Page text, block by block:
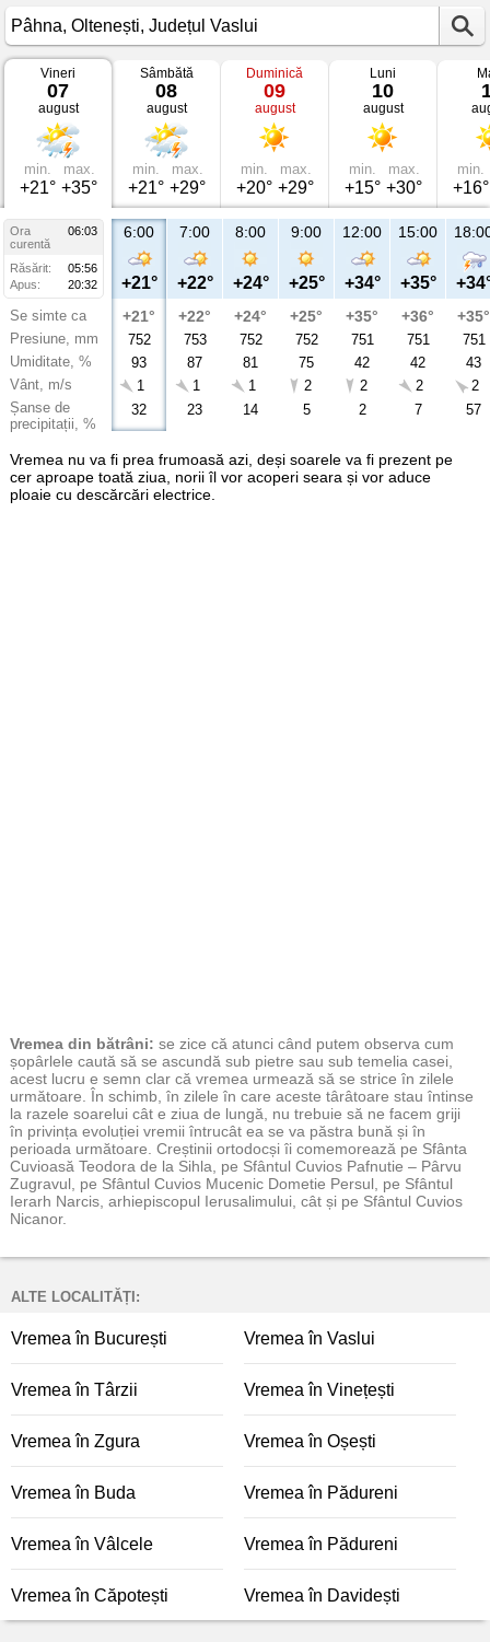
Vremea
Pâhna
Oltenești,
Județul
Vaslui
Vineri
07
august
min.
+21°
max.
+35°
Sâmbătă
08
august
min.
+21°
max.
+29°
Duminică
09
august
min.
+20°
max.
+29°
Luni
10
august
min.
+15°
max.
+30°
min.
+16°
Ora
06:03
curentă
Răsărit:
05:56
Apus:
20:32
Se simte ca
Presiune, mm
Umiditate, %
Vânt, m/s
Șanse de
precipitații, %
6:00
+21°
+21°
752
93
1
32
7:00
+22°
+22°
753
87
1
23
8:00
+24°
+24°
752
81
1
14
9:00
+25°
+25°
752
75
2
5
12:00
+34°
+35°
751
42
2
2
15:00
+35°
+36°
751
42
2
7
+35°
751
43
2
57
Vremea nu va fi prea frumoasă azi, deși soarele va fi prezent pe
cer aproape toată ziua, norii îl vor acoperi seara și vor aduce
ploaie cu descărcări electrice.
Vremea din bătrâni: se zice că atunci când putem observa cum
șopârlele caută să se ascundă sub pietre sau sub temelia casei,
acest lucru e semn clar că vremea urmează să se strice în zilele
următoare. În schimb, în zilele în care aceste târâtoare stau întinse
la razele soarelui cât e ziua de lungă, nu trebuie să ne facem griji
în privința evoluției vremii întrucât ea se va păstra bună și în
perioada următoare. Creștinii ortodocși îi comemorează pe Sfânta
Cuvioasă Teodora de la Sihla, pe Sfântul Cuvios Pafnutie – Pârvu
Zugravul, pe Sfântul Cuvios Mucenic Dometie Persul, pe Sfântul
Ierarh Narcis, arhiepiscopul Ierusalimului, cât și pe Sfântul Cuvios
Nicanor.
ALTE LOCALITĂȚI:
Vremea în București Vremea în Vaslui
Vremea în Târzii Vremea în Vinețești
Vremea în Zgura Vremea în Oșești
Vremea în Buda Vremea în Pădureni
Vremea în Vâlcele Vremea în Pădureni
Vremea în Căpotești Vremea în Davidești